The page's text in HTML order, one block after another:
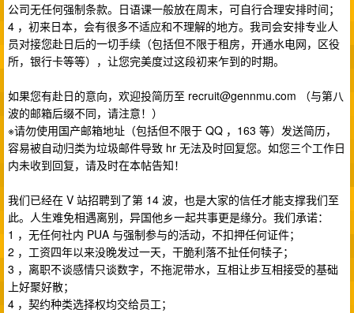
公司无任何强制条款。日语课一般放在周末，可自行合理安排时间；
4 ，初来日本，会有很多不适应和不理解的地方。我司会安排专业人
员对接您赴日后的一切手续（包括但不限于租房，开通水电网，区役
所，银行卡等等），让您完美度过这段初来乍到的时期。
如果您有赴日的意向，欢迎投简历至 recruit@gennmu.com （与第八
波的邮箱后缀不同，请注意！）
※请勿使用国产邮箱地址（包括但不限于 QQ ，163 等）发送简历，
容易被自动归类为垃圾邮件导致 hr 无法及时回复您。如您三个工作日
内未收到回复，请及时在本帖告知！
我们已经在 V 站招聘到了第 14 波，也是大家的信任才能支撑我们至
此。人生难免相遇离别，异国他乡一起共事更是缘分。我们承诺：
1 ，无任何社内 PUA 与强制参与的活动，不扣押任何证件；
2 ，工资四年以来没晚发过一天，干脆利落不扯任何犊子；
3 ，离职不谈感情只谈数字，不拖泥带水，互相让步互相接受的基础
上好聚好散；
4 ，契约种类选择权均交给员工；